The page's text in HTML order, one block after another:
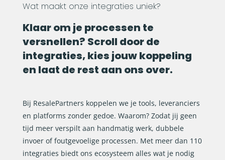
Wat maakt onze integraties uniek?
Klaar om je processen te
versnellen? Scroll door de
integraties, kies jouw koppeling
en laat de rest aan ons over.
Bij ResalePartners koppelen we je tools, leveranciers
en platforms zonder gedoe. Waarom? Zodat jij geen
tijd meer verspilt aan handmatig werk, dubbele
invoer of foutgevoelige processen. Met meer dan 110
integraties biedt ons ecosysteem alles wat je nodig